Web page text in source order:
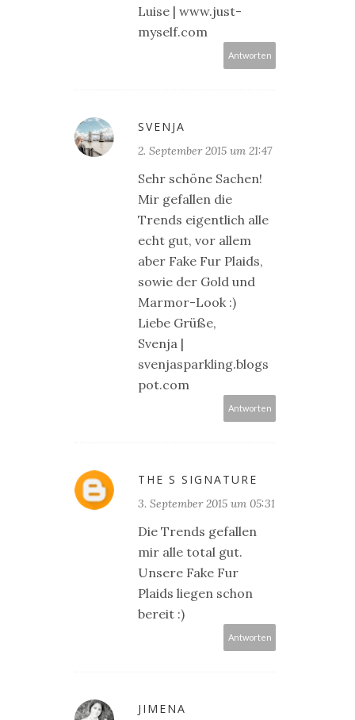
Luise | www.just-
myself.com
Antworten
SVENJA
2. September 2015 um 21:47
Sehr schöne Sachen!
Mir gefallen die
Trends eigentlich alle
echt gut, vor allem
aber Fake Fur Plaids,
sowie der Gold und
Marmor-Look :)
Liebe Grüße,
Svenja |
svenjasparkling.blogs
pot.com
Antworten
THE S SIGNATURE
3. September 2015 um 05:31
Die Trends gefallen
mir alle total gut.
Unsere Fake Fur
Plaids liegen schon
bereit :)
Antworten
JIMENA